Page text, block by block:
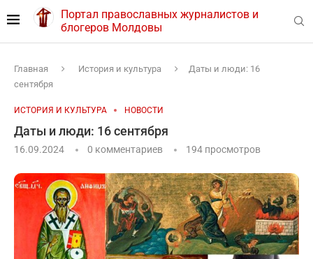
Портал православных журналистов и
блогеров Молдовы
Главная История и культура
Даты и люди: 16
сентября
ИСТОРИЯ И КУЛЬТУРА НОВОСТИ
Даты и люди: 16 сентября
16.09.2024 0 комментариев 194 просмотров